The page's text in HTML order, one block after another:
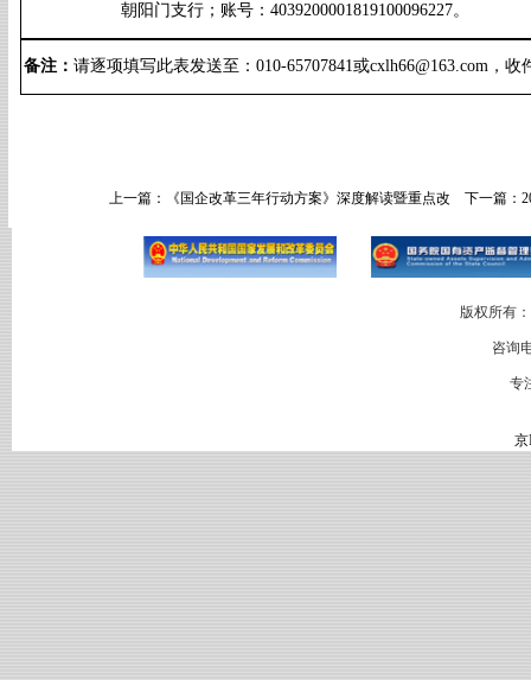
朝阳门支行； 账号：4039200001819100096227。
备注： 请逐项填写此表发送至：010-65707841或cxlh66@163.com，收
上一篇： 《国企改革三年行动方案》深度解读暨重点改 下一篇：
版权所有
咨询
专
京